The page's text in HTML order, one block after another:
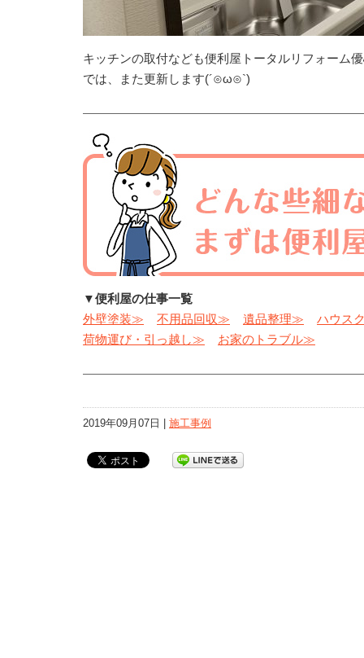
キッチンの取付なども便利屋トータルリフォーム
では、また更新します(´⊙ω⊙`)
▼便利屋の仕事一覧
外壁塗装≫
不用品回収≫ 遺品整理≫
ハウス
荷物運び・引っ越し≫
お家のトラブル≫
2019年09月07日 | 施工事例